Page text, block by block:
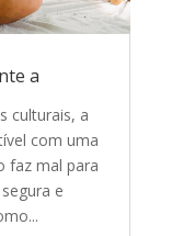
a
culturais, a
com uma
faz mal para
e